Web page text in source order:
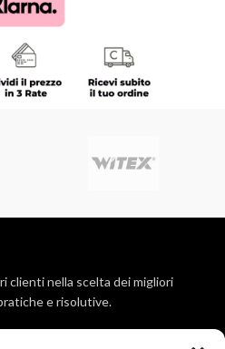
clienti nella scelta dei migliori
e risolutive.